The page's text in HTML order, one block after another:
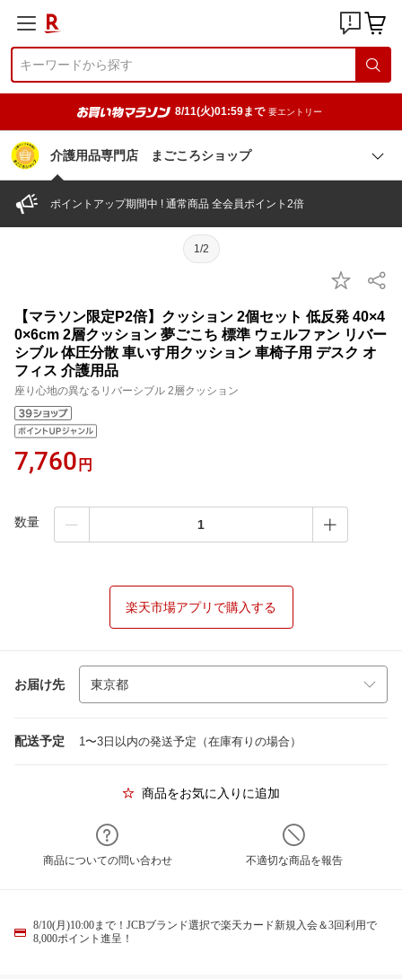
8/11(火)01:59まで 要エントリー
介護用品専門店 まごころショップ
ポイントアップ期間中 ! 通常商品 全会員ポイント2倍
1/2
【マラソン限定P2倍】クッション 2個セット 低反発 40×4
0×6cm 2層クッション 夢ごこち 標準 ウェルファン リバー
シブル 体圧分散 車いす用クッション 車椅子用 デスク オ
フィス 介護用品
座り心地の異なるリバーシブル 2層クッション
7,760 円
数量
楽天市場アプリで購入する
お届け先
配送予定 1〜3日以内の発送予定（在庫有りの場合）
商品をお気に入りに追加
商品についての問い合わせ 不適切な商品を報告
8/10(月)10:00まで！JCBブランド選択で楽天カード新規入会＆3回利用で
8,000ポイント進呈！